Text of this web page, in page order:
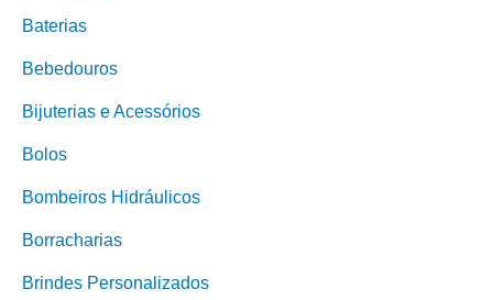
Baterias
Bebedouros
Bijuterias e Acessórios
Bolos
Bombeiros Hidráulicos
Borracharias
Brindes Personalizados